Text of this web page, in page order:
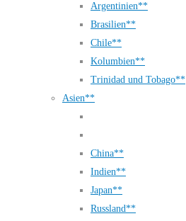
Argentinien**
Brasilien**
Chile**
Kolumbien**
Trinidad und Tobago**
Asien**
China**
Indien**
Japan**
Russland**